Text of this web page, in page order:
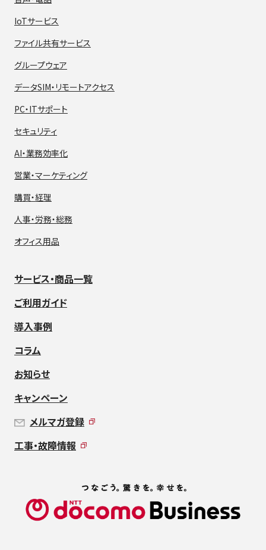
IoTサービス
ファイル共有サービス
グループウェア
データSIM・ リモートアクセス
PC・ITサポート
セキュリティ
AI・業務効率化
営業・マーケティング
購買・経理
人事・労務・総務
オフィス用品
サービス・商品一覧
ご利用ガイド
導入事例
コラム
お知らせ
キャンペーン
メルマガ登録
工事・故障情報